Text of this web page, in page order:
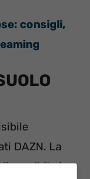
consigli,
DAZN. La
in